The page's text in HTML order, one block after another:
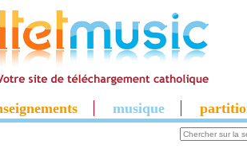
musique